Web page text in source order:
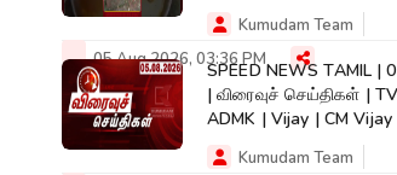
Kumudam Team
05 Aug 2026, 03:36 PMSPEED NEWS TAMIL |
| விரைவுச் செய்திகள் |
ADMK | Vijay | CM Vijay
Kumudam
Kumudam Team